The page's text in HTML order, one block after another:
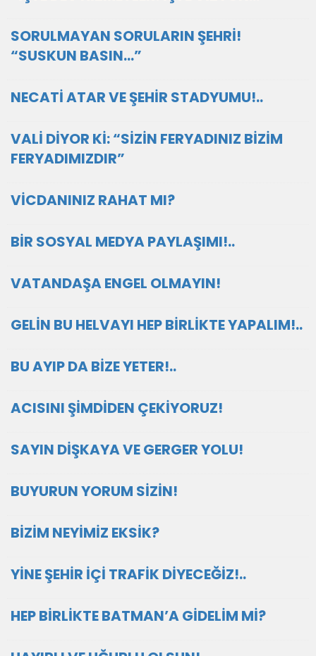
SORULMAYAN SORULARIN ŞEHRİ!
“SUSKUN BASIN…”
NECATİ ATAR VE ŞEHİR STADYUMU!..
VALİ DİYOR Kİ: “SİZİN FERYADINIZ BİZİM
FERYADIMIZDIR”
VİCDANINIZ RAHAT MI?
BİR SOSYAL MEDYA PAYLAŞIMI!..
VATANDAŞA ENGEL OLMAYIN!
GELİN BU HELVAYI HEP BİRLİKTE YAPALIM!..
BU AYIP DA BİZE YETER!..
ACISINI ŞİMDİDEN ÇEKİYORUZ!
SAYIN DİŞKAYA VE GERGER YOLU!
BUYURUN YORUM SİZİN!
BİZİM NEYİMİZ EKSİK?
YİNE ŞEHİR İÇİ TRAFİK DİYECEĞİZ!..
HEP BİRLİKTE BATMAN’A GİDELİM Mİ?